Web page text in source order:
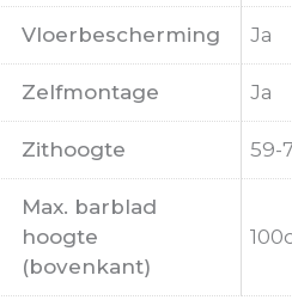
Vloerbescherming Ja
Zelfmontage Ja
Zithoogte 59-
Max. barblad
hoogte
(bovenkant)